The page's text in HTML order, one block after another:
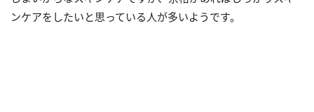
ンケアをしたいと思っている人が多いようです。